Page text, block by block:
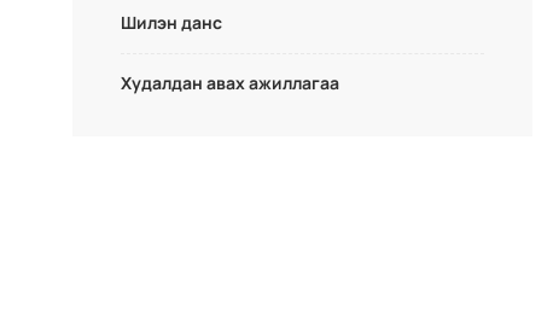
Шилэн данс
Худалдан авах ажиллагаа